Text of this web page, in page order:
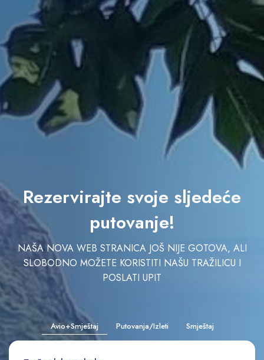
Rezervirajte svoje sljedeće
putovanje!
NAŠA NOVA WEB STRANICA JOŠ NIJE GOTOVA, ALI
SLOBODNO MOŽETE KORISTITI NAŠU TRAŽILICU I
POSLATI UPIT
Avio+Smještaj Putovanja/Izleti Smještaj